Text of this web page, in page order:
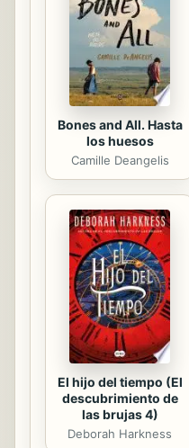
y creído
conoce
Bones and All. Hasta
los huesos
Camille Deangelis
El hijo del tiempo (El
descubrimiento de
las brujas 4)
Deborah Harkness